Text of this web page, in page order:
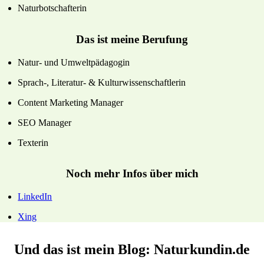
Naturbotschafterin
Das ist meine Berufung
Natur- und Umweltpädagogin
Sprach-, Literatur- & Kulturwissenschaftlerin
Content Marketing Manager
SEO Manager
Texterin
Noch mehr Infos über mich
LinkedIn
Xing
Und das ist mein Blog: Naturkundin.de